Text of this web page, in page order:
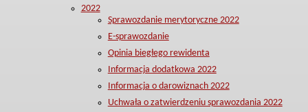
2022
Sprawozdanie merytoryczne 2022
E-sprawozdanie
Opinia biegłego rewidenta
Informacja dodatkowa 2022
Informacja o darowiznach 2022
Uchwała o zatwierdzeniu sprawozdania 2022